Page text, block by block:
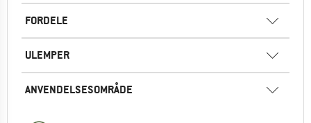
FORDELE
ULEMPER
ANVENDELSESOMRÅDE